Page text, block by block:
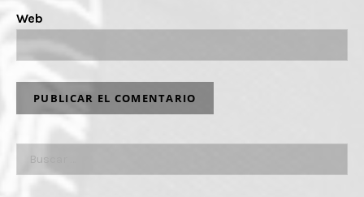
Web
Buscar: